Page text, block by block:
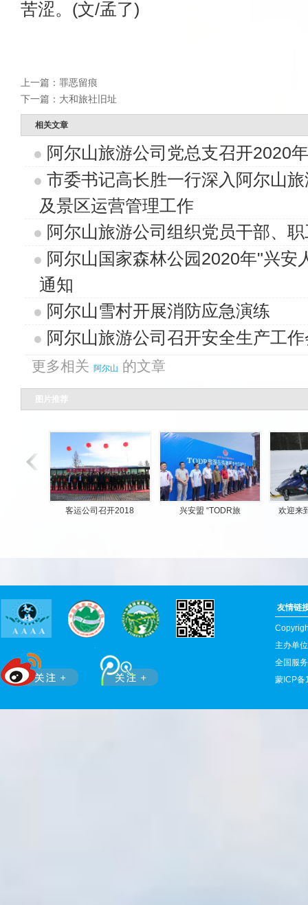
苦涩。(文/孟了)
上一篇： 罪恶留痕
下一篇： 大和旅社旧址
相关文章
阿尔山旅游公司党总支召开2020
市委书记高长胜一行深入阿尔山
及景区运营管理工作
阿尔山旅游公司组织党员干部、
阿尔山国家森林公园2020年"兴安
通知
阿尔山雪村开展消防应急演练
阿尔山旅游公司召开安全生产工
更多相关 阿尔山 的文章
图片推荐
兴安盟 “TODR旅 欢迎来到阿尔山雪地上
友情链
主办单
全国服
蒙ICP